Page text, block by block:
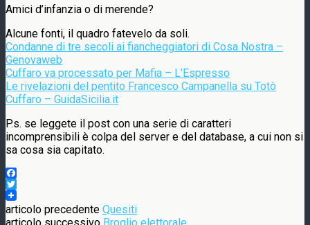
Amici d’infanzia o di merende?
Alcune fonti, il quadro fatevelo da soli.
Condanne di tre secoli ai fiancheggiatori di Cosa Nostra –
Genovaweb
Cuffaro va processato per Mafia – L’Espresso
Le rivelazioni del pentito Francesco Campanella su Totò
Cuffaro – GuidaSicilia.it
P.s. se leggete il post con una serie di caratteri
incomprensibili è colpa del server e del database, a cui non si
sa cosa sia capitato.
Facebook
Twitter
articolo precedente Quesiti